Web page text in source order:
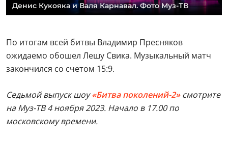
Денис Кукояка и Валя Карнавал. Фото Муз-ТВ
По итогам всей битвы Владимир Пресняков
ожидаемо обошел Лешу Свика. Музыкальный матч
закончился со счетом 15:9.
Седьмой выпуск шоу«Битва поколений-2»смотрите
на Муз-ТВ 4 ноября 2023. Начало в 17.00 по
московскому времени.